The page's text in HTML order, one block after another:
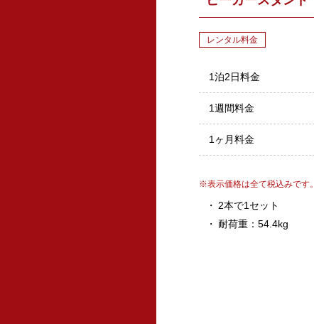
レンタル料金
1泊2日料金
1週間料金
1ヶ月料金
表示価格は全て税込みです。
2本で1セット
耐荷重：54.4kg